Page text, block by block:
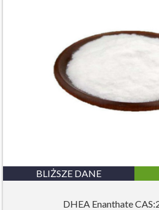
BLIŻSZE DANE
DHEA Enanthate